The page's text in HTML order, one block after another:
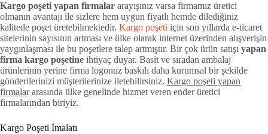
Kargo poşeti yapan firmalar arayışınız varsa firmamız üretici
olmanın avantajı ile sizlere hem uygun fiyatlı hemde dilediğiniz
kalitede poşet üretebilmektedir. Kargo poşeti için son yıllarda e-ticaret
sitelerinin sayısının artması ve ülke olarak internet üzerinden alışverişin
yaygınlaşması ile bu poşetlere talep artmıştır. Bir çok ürün satışı yapan
firma kargo poşetine ihtiyaç duyar. Basit ve sıradan ambalaj
ürünlerinin yerine firma logonuz baskılı daha kurumsal bir şekilde
gönderilerinizi müşterilerinize iletebilirsiniz. Kargo poşeti yapan
firmalararasında ülke genelinde hizmet veren ender üretici
firmalarından biriyiz.
Kargo Poşeti İmalatı